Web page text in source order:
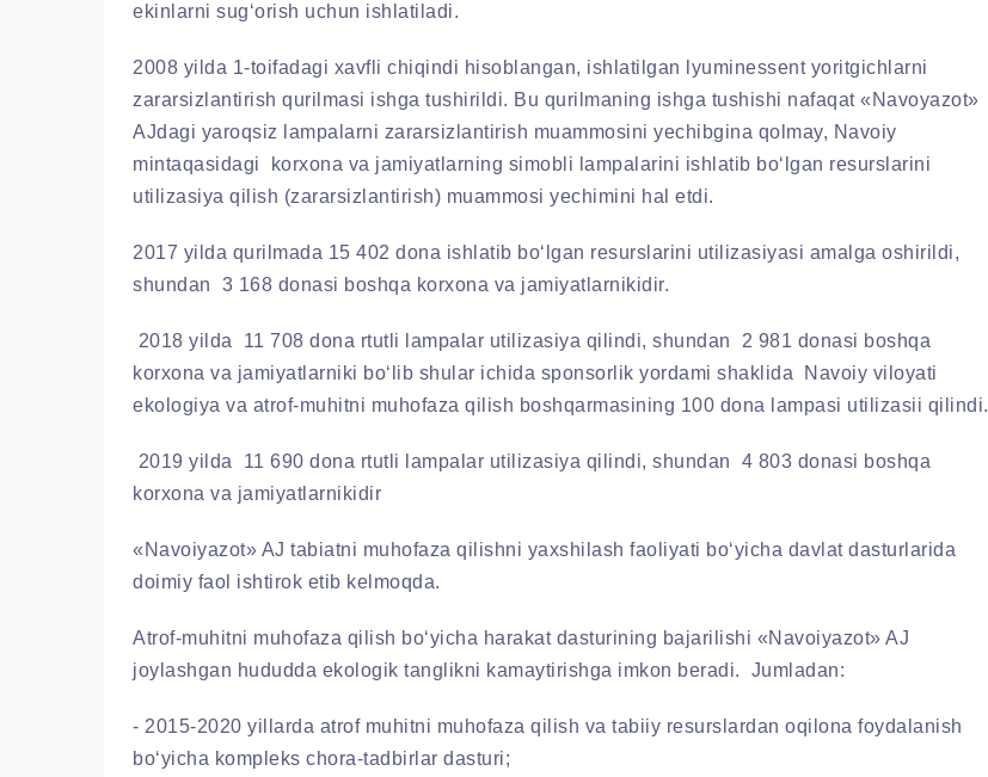
ekinlarni sug‘orish uchun ishlatiladi.
2008 yilda 1-toifadagi xavfli chiqindi hisoblangan, ishlatilgan lyuminessent yoritgichlarni
zararsizlantirish qurilmasi ishga tushirildi. Bu qurilmaning ishga tushishi nafaqat «Navoyazot»
AJdagi yaroqsiz lampalarni zararsizlantirish muammosini yechibgina qolmay, Navoiy
mintaqasidagi korxona va jamiyatlarning simobli lampalarini ishlatib bo‘lgan resurslarini
utilizasiya qilish (zararsizlantirish) muammosi yechimini hal etdi.
2017 yilda qurilmada 15 402 dona ishlatib bo‘lgan resurslarini utilizasiyasi amalga oshirildi,
shundan 3 168 donasi boshqa korxona va jamiyatlarnikidir.
2018 yilda 11 708 dona rtutli lampalar utilizasiya qilindi, shundan 2 981 donasi boshqa
korxona va jamiyatlarniki bo‘lib shular ichida sponsorlik yordami shaklida Navoiy viloyati
ekologiya va atrof-muhitni muhofaza qilish boshqarmasining 100 dona lampasi utilizasii qilindi.
2019 yilda 11 690 dona rtutli lampalar utilizasiya qilindi, shundan 4 803 donasi boshqa
korxona va jamiyatlarnikidir
«Navoiyazot» AJ tabiatni muhofaza qilishni yaxshilash faoliyati bo‘yicha davlat dasturlarida
doimiy faol ishtirok etib kelmoqda.
Atrof-muhitni muhofaza qilish bo‘yicha harakat dasturining bajarilishi «Navoiyazot» AJ
joylashgan hududda ekologik tanglikni kamaytirishga imkon beradi. Jumladan:
- 2015-2020 yillarda atrof muhitni muhofaza qilish va tabiiy resurslardan oqilona foydalanish
bo‘yicha kompleks chora-tadbirlar dasturi;